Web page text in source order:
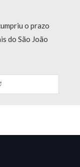
o prazo
do São João